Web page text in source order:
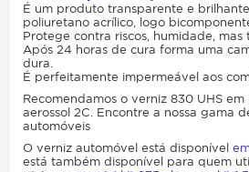
É um produto transparente e
poliuretano acrílico, logo
Protege contra riscos, humidade, mas
Após 24 horas de cura forma uma
dura.
É perfeitamente impermeável aos
Recomendamos o verniz 830 UHS
aerossol 2C. Encontre a nossa gama
automóveis
O verniz automóvel está disponível
está também disponível para quem